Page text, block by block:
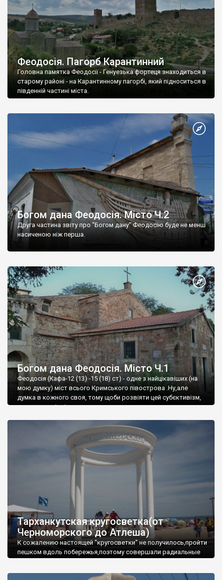
Феодосія. Пагорб Карантинний
Головна памятка Феодосії - Генуезька фортеця знаходиться в
старому районі - на Карантинному пагорбі, який підноситься в
південній частині міста.
Богом дана Феодосія. Місто Ч.2
Друга частина звіту про "Богом дану" Феодосію буде не менш
насиченою ніж перша.
Богом дана Феодосія. Місто Ч.1
Феодосія (Кафа-12 (13) -15 (18) ст) - одне з найцікавіших (на
мою думку) міст всього Кримського півострова .Ну,але
думка в кожного своя, тому щоби розвіяти цей субєктивізм,
запрошую відвідати це
Тарханкутская кругосветка(от
Черноморского до Атлеша)
К сожалению настоящей "кругосветки" не получилось,пройти
пешком вдоль побережья,поэтому совершали радиальные